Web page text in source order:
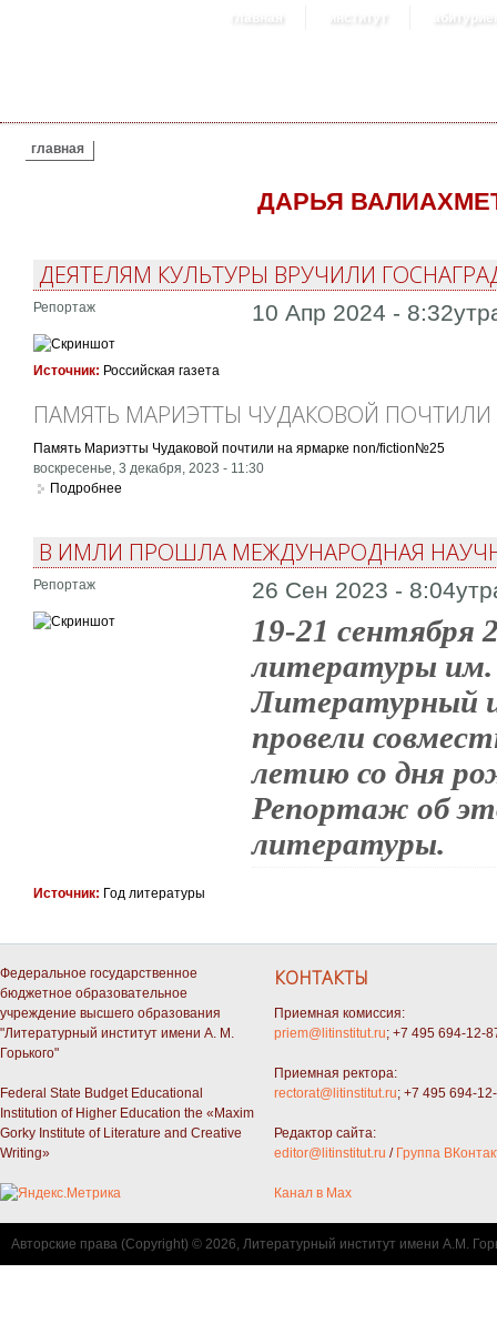
главная институт
ВЫ ЗДЕСЬ
главная
ДАРЬЯ
ДЕЯТЕЛЯМ КУЛЬТУРЫ ВРУЧИЛИ
Репортаж 10 Апр 2024 -
Источник: Российская газета
ПАМЯТЬ МАРИЭТТЫ ЧУДАКОВОЙ ПОЧТИЛИ
Память Мариэтты Чудаковой почтили на ярмарке non/fiction№25
воскресенье, 3 декабря, 2023 - 11:30
Подробнее
В ИМЛИ ПРОШЛА МЕЖДУНАРОДНАЯ
Репортаж 26 Сен 2023 -
19-21
литературы
Литературный
провели
летию со дня
Репортаж об
литературы.
Источник: Год литературы
Федеральное государственное
бюджетное образовательное
учреждение высшего образования
"Литературный институт имени А. М.
Горького"
Federal State Budget Educational
Institution of Higher Education the «Maxim
Gorky Institute of Literature and Creative
Writing»
КОНТАКТЫ
Приемная комиссия:
priem@litinstitut.ru; +7 495 694-12-
Приемная ректора:
rectorat@litinstitut.ru; +7 495 694-
Редактор сайта:
editor@litinstitut.ru / Группа
Канал в Max
Авторские права (Copyright) © 2026, Литературный институт имени А.М.